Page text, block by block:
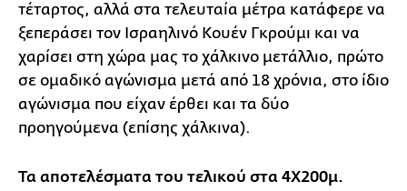
τέταρτος, αλλά στα τελευταία μέτρα κατάφερε να
ξεπεράσει τον Ισραηλινό Κουέν Γκρούμι και να
χαρίσει στη χώρα μας το χάλκινο μετάλλιο, πρώτο
σε ομαδικό αγώνισμα μετά από 18 χρόνια, στο ίδιο
αγώνισμα που είχαν έρθει και τα δύο
προηγούμενα (επίσης χάλκινα).
Τα αποτελέσματα του τελικού στα 4Χ200μ.